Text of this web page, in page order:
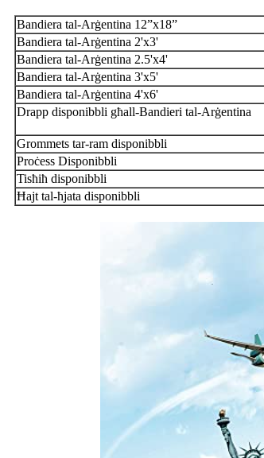
Bandiera tal-Arġentina 12”x18”
Bandiera tal-Arġentina 2'x3'
Bandiera tal-Arġentina 2.5'x4'
Bandiera tal-Arġentina 3'x5'
Bandiera tal-Arġentina 4'x6'
Drapp disponibbli għall-Bandieri tal-Arġentina
Grommets tar-ram disponibbli
Proċess Disponibbli
Tisħiħ disponibbli
Ħajt tal-ħjata disponibbli